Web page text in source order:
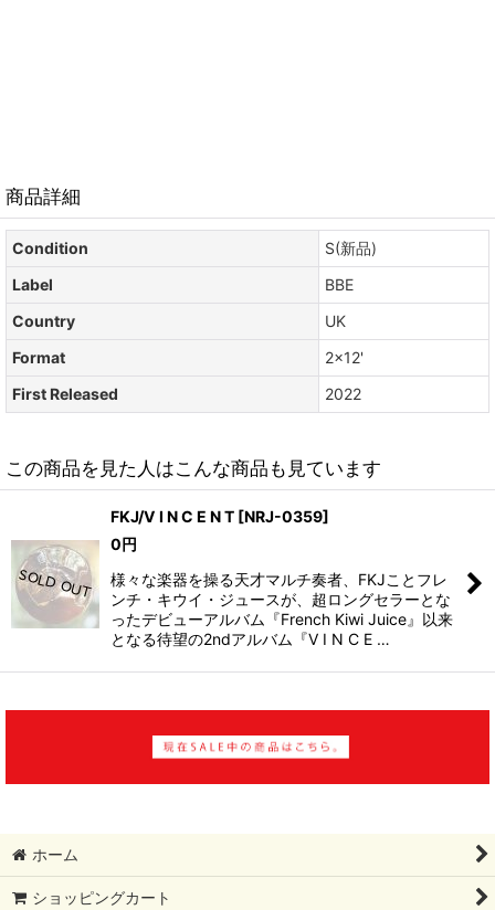
商品詳細
Condition
S(新品)
Label
BBE
Country
UK
Format
2×12'
First Released
2022
この商品を見た人はこんな商品も見ています
FKJ/V I N C E N T [NRJ-0359]
0円
様々な楽器を操る天才マルチ奏者、FKJことフレ
ンチ・キウイ・ジュースが、超ロングセラーとな
ったデビューアルバム『French Kiwi Juice』以来
となる待望の2ndアルバム『V I N C E …
ホーム
ショッピングカート